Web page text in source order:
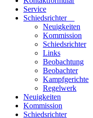
Service
Schiedsrichter
Neuigkeiten
Kommission
Schiedsrichter
Links
Beobachtung
Beobachter
Kampfgerichte
Regelwerk
Neuigkeiten
Kommission
Schiedsrichter